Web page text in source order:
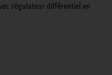
régulateur différentiel en